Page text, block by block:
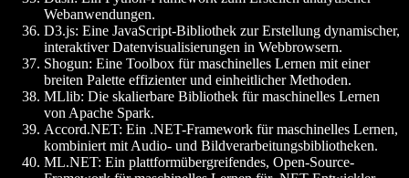
Webanwendungen.
D3.js: Eine JavaScript-Bibliothek zur Erstellung dynamischer,
interaktiver Datenvisualisierungen in Webbrowsern.
Shogun: Eine Toolbox für maschinelles Lernen mit einer
breiten Palette effizienter und einheitlicher Methoden.
MLlib: Die skalierbare Bibliothek für maschinelles Lernen
von Apache Spark.
Accord.NET: Ein .NET-Framework für maschinelles Lernen,
kombiniert mit Audio- und Bildverarbeitungsbibliotheken.
ML.NET: Ein plattformübergreifendes, Open-Source-